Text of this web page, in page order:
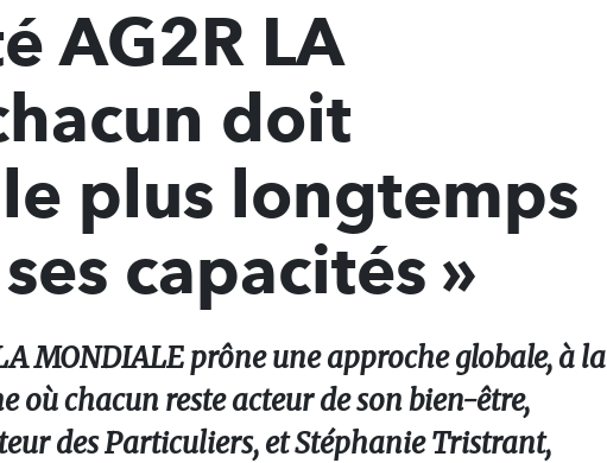
AG2R LA
doit
plus longtemps
capacités »
MONDIALE prône une approche globale, à la
où chacun reste acteur de son bien-être,
des Particuliers, et Stéphanie Tristrant,